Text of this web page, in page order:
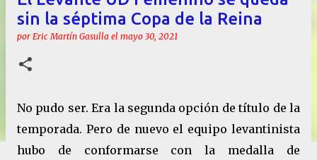
sin la séptima Copa de la Reina
por Eric Martín Gasulla el mayo 30, 2021
No pudo ser. Era la segunda opción de título de la
temporada. Pero de nuevo el equipo levantinista
hubo de conformarse con la medalla de